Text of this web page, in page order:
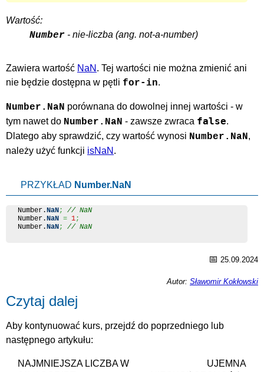
Wartość:
Number - nie-liczba (ang. not-a-number)
Zawiera wartość NaN . Tej wartości nie można zmienić ani
nie będzie dostępna w pętli for-in.
Number.NaN porównana do dowolnej innej wartości - w
tym nawet do Number.NaN - zawsze zwraca false.
Dlatego aby sprawdzić, czy wartość wynosi Number.NaN,
należy użyć funkcji isNaN .
PRZYKŁAD Number.NaN
Number .NaN;
// NaN
Number .NaN = 1;
Number .NaN; // NaN
📅 25.09.2024
Autor: Sławomir Kokłowski
Czytaj dalej
Aby kontynuować kurs, przejdź do poprzedniego lub
następnego artykułu:
NAJMNIEJSZA LICZBA W
UJEMNA